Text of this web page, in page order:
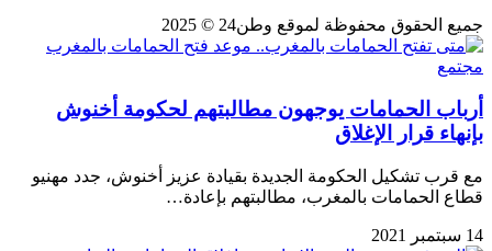
جميع الحقوق محفوظة لموقع وطن24 © 2025
مجتمع
أرباب الحمامات يوجهون مطالبتهم لحكومة أخنوش
بإنهاء قرار الإغلاق
مع قرب تشكيل الحكومة الجديدة بقيادة عزيز أخنوش، جدد مهنيو
قطاع الحمامات بالمغرب، مطالبتهم بإعادة…
14 سبتمبر 2021